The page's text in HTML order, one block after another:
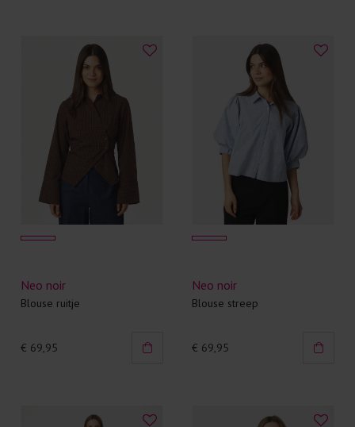
Neo noir
Blouse ruitje
€ 69,95
Neo noir
Blouse streep
€ 69,95